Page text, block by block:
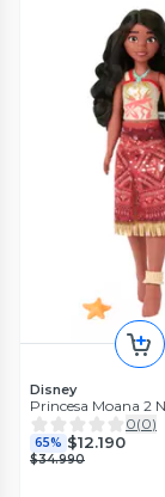
Disney
Princesa Moana 2
0(0)
65% $12.190
$34.990